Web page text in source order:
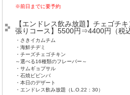
※前日までに要予約
【エンドレス飲み放題】チェゴチ
張りコース】5500円⇒4400円（税
・さきイカムチム
・海鮮チヂミ
・チーズチェゴチキン
～選べる16種類のフレーバー～
・サムギョプサル
・石焼ビビンバ
・本日のデザート
・エンドレス飲み放題（L.O.22：30）